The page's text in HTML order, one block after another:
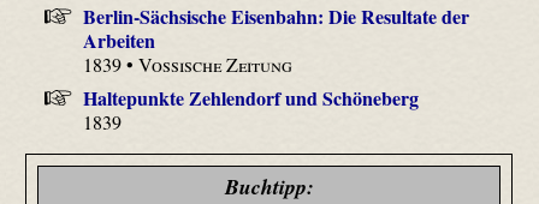
Berlin-Sächsische Eisenbahn: Die Resultate der
Arbeiten
1839 •Vossische Zeitung
Haltepunkte Zehlendorf und Schöneberg
1839
Buchtipp: